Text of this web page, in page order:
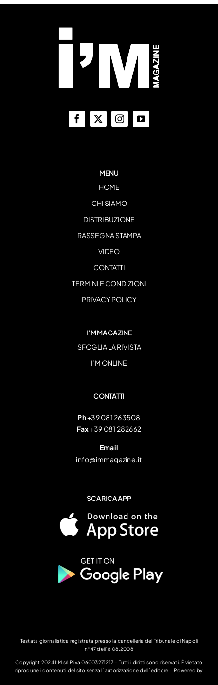
MENU
HOME
CHI SIAMO
DISTRIBUZIONE
RASSEGNA STAMPA
VIDEO
CONTATTI
TERMINI E CONDIZIONI
PRIVACY POLICY
I’M MAGAZINE
SFOGLIA LA RIVISTA
I’M ONLINE
CONTATTI
Ph+39 081 263508
Fax+39 081 282662
Email
info@immagazine.it
SCARICA APP
Testata giornalistica registrata presso la cancelleria del Tribunale di Napoli
n°47 dell’8.08.2008
Copyright 2024 I’M srl P.iva 06003271217 – Tutti i diritti sono riservati. È vietato
riprodurre i contenuti del sito senza l´autorizzazione dell´editore. | Powered by